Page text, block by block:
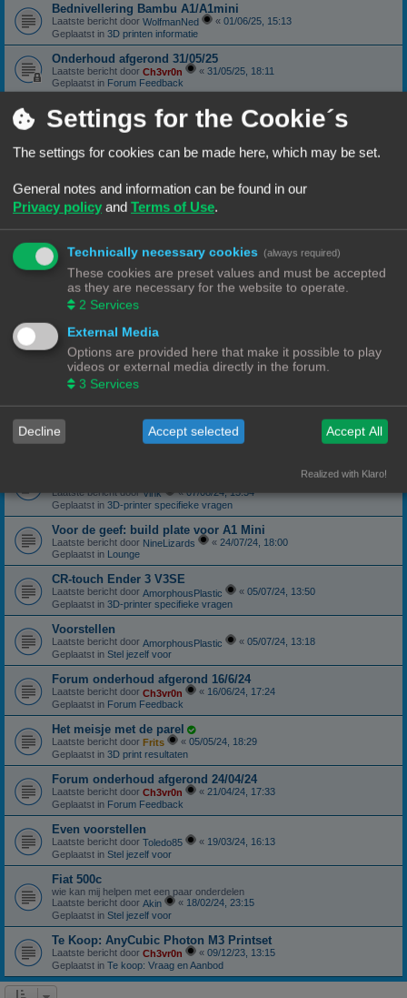
Bednivellering Bambu A1/A1mini
Laatste bericht door WolfmanNed « 01/06/25, 15:13
Geplaatst in 3D printen informatie
Onderhoud afgerond 31/05/25
Laatste bericht door Ch3vr0n « 31/05/25, 18:11
Geplaatst in Forum Feedback
Sunlu S4: Nieuwstaat
Laatste bericht doorCh3vr0n
11/01/25, 18:06
Te koop: Vraag en Aanbod
Anycubic Viper extruder.
Geplaatst in
3D-printer specifieke vragen
canbus (Ebb42/U2C) opgelost probleem
Geplaatst inKlipper
Forum onderhoud afgerond 08/09/24
phppbb update 3.3.13
Laatste bericht door Ch3vr0n «08/09/24, 13:06
Geplaatst in Forum Feedback
Laatste bericht doorJansC
Geplaatst in
Moeilijk filament (qua bed adhesie)
Laatste bericht door
ROG STRIX Scope DELUXE RGB Toetsenbord
Laatste bericht door Ch3vr0n « 12/08/24, 21:04
Geplaatst in
Te koop: Vraag en Aanbod
Laatste bericht doorVink «07/08/24, 15:54
Geplaatst in 3D-printer specifieke vragen
Voor de geef: build plate voor A1 Mini
Laatste bericht door NineLizards « 24/07/24, 18:00
Geplaatst in Lounge
CR-touch Ender 3 V3SE
Laatste bericht door AmorphousPlastic « 05/07/24, 13:50
Geplaatst in 3D-printer specifieke vragen
Voorstellen
Laatste bericht door AmorphousPlastic « 05/07/24, 13:18
Geplaatst in Stel jezelf voor
Forum onderhoud afgerond 16/6/24
Laatste bericht door Ch3vr0n « 16/06/24, 17:24
Geplaatst in Forum Feedback
Het meisje met de parel
Laatste bericht door Frits « 05/05/24, 18:29
Geplaatst in 3D print resultaten
Forum onderhoud afgerond 24/04/24
Laatste bericht door Ch3vr0n « 21/04/24, 17:33
Geplaatst in Forum Feedback
Even voorstellen
Laatste bericht door Toledo85 « 19/03/24, 16:13
Geplaatst in Stel jezelf voor
Fiat 500c
wie kan mij helpen met een paar onderdelen
Laatste bericht door Akin « 18/02/24, 23:15
Geplaatst in Stel jezelf voor
Te Koop: AnyCubic Photon M3 Printset
Laatste bericht door Ch3vr0n « 09/12/23, 13:15
Geplaatst in Te koop: Vraag en Aanbod
Settings for the Cookie´s
The settings for cookies can be made here, which may be set.
General notes and information can be found in our
Privacy policy and Terms of Use.
Technically necessary cookies (always required)
These cookies are preset values and must be accepted
as they are necessary for the website to operate.
2 Services
External Media
Options are provided here that make it possible to play
videos or external media directly in the forum.
3 Services
Decline Accept selected Accept All
Realized with Klaro!